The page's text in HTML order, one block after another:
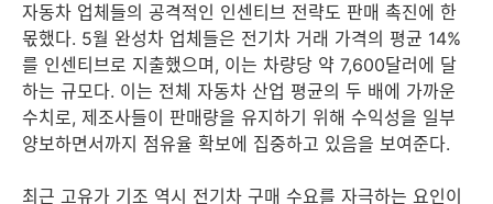
자동차 업체들의 공격적인 인센티브 전략도 판매 촉진에 한
몫했다. 5월 완성차 업체들은 전기차 거래 가격의 평균 14%
를 인센티브로 지출했으며, 이는 차량당 약 7,600달러에 달
하는 규모다. 이는 전체 자동차 산업 평균의 두 배에 가까운
수치로, 제조사들이 판매량을 유지하기 위해 수익성을 일부
양보하면서까지 점유율 확보에 집중하고 있음을 보여준다.
최근 고유가 기조 역시 전기차 구매 수요를 자극하는 요인이